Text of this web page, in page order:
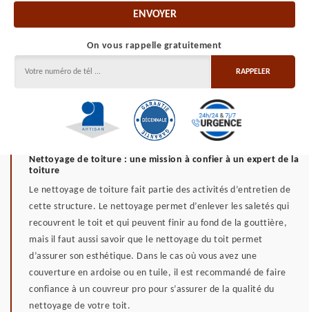
On vous rappelle gratuitement
Nettoyage de toiture : une mission à confier à un expert de la
toiture
Le nettoyage de toiture fait partie des activités d’entretien de
cette structure. Le nettoyage permet d’enlever les saletés qui
recouvrent le toit et qui peuvent finir au fond de la gouttière,
mais il faut aussi savoir que le nettoyage du toit permet
d’assurer son esthétique. Dans le cas où vous avez une
couverture en ardoise ou en tuile, il est recommandé de faire
confiance à un couvreur pro pour s’assurer de la qualité du
nettoyage de votre toit.